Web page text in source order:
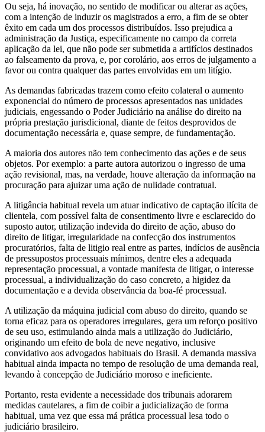
Ou seja, há inovação, no sentido de modificar ou alterar as ações,
com a intenção de induzir os magistrados a erro, a fim de se obter
êxito em cada um dos processos distribuídos. Isso prejudica a
administração da Justiça, especificamente no campo da correta
aplicação da lei, que não pode ser submetida a artifícios destinados
ao falseamento da prova, e, por corolário, aos erros de julgamento a
favor ou contra qualquer das partes envolvidas em um litígio.
As demandas fabricadas trazem como efeito colateral o aumento
exponencial do número de processos apresentados nas unidades
judiciais, engessando o Poder Judiciário na análise do direito na
própria prestação jurisdicional, diante de feitos desprovidos de
documentação necessária e, quase sempre, de fundamentação.
A maioria dos autores não tem conhecimento das ações e de seus
objetos. Por exemplo: a parte autora autorizou o ingresso de uma
ação revisional, mas, na verdade, houve alteração da informação na
procuração para ajuizar uma ação de nulidade contratual.
A litigância habitual revela um atuar indicativo de captação ilícita de
clientela, com possível falta de consentimento livre e esclarecido do
suposto autor, utilização indevida do direito de ação, abuso do
direito de litigar, irregularidade na confecção dos instrumentos
procuratórios, falta de litigio real entre as partes, indícios de ausência
de pressupostos processuais mínimos, dentre eles a adequada
representação processual, a vontade manifesta de litigar, o interesse
processual, a individualização do caso concreto, a higidez da
documentação e a devida observância da boa-fé processual.
A utilização da máquina judicial com abuso do direito, quando se
torna eficaz para os operadores irregulares, gera um reforço positivo
de seu uso, estimulando ainda mais a utilização do Judiciário,
originando um efeito de bola de neve negativo, inclusive
convidativo aos advogados habituais do Brasil. A demanda massiva
habitual ainda impacta no tempo de resolução de uma demanda real,
levando à concepção de Judiciário moroso e ineficiente.
Portanto, resta evidente a necessidade dos tribunais adorarem
medidas cautelares, a fim de coibir a judicialização de forma
habitual, uma vez que essa má prática processual lesa todo o
judiciário brasileiro.